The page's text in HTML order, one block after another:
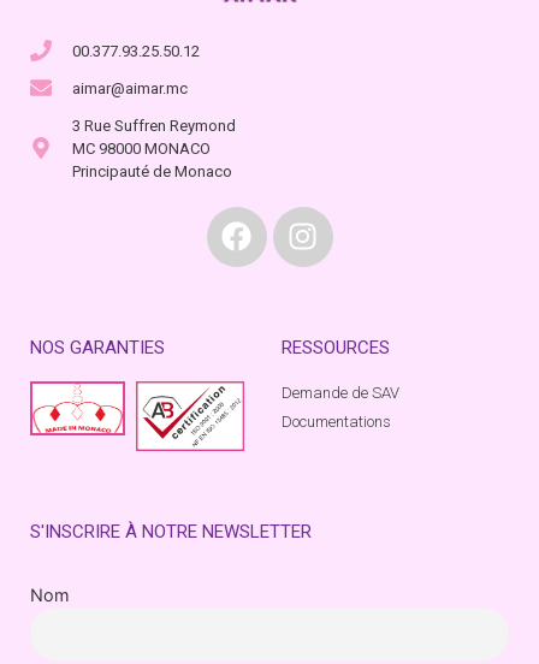
00.377.93.25.50.12
aimar@aimar.mc
3 Rue Suffren Reymond
MC 98000 MONACO
Principauté de Monaco
NOS GARANTIES RESSOURCES
Demande de SAV
Documentations
S'INSCRIRE À NOTRE NEWSLETTER
Nom